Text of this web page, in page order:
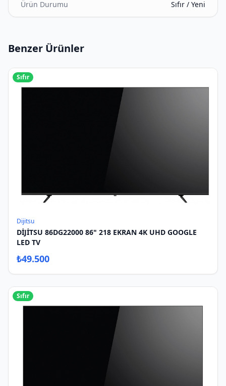
Ürün Durumu Sıfır / Yeni
Benzer Ürünler
Sıfır
Dijitsu
DİJİTSU 86DG22000 86" 218 EKRAN 4K UHD GOOGLE
LED TV
₺49.500
Sıfır